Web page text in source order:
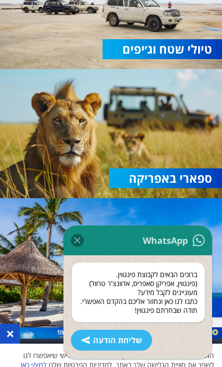
WhatsApp
ברוכים הבאים לקבוצת פינגווין.
(פינגווין, אפריקן סאפריס, אדוונצ'ר טרוול)
מעוניינים לקבל מידע?
כתבו לנו כאן ונחזור אליכם בהקדם האפשרי.
תודה שבחרתם פינגווין!
שליחת הודעה
טיולי שטח וג׳יפים
ספארי באפריקה
נופש בזנזיבר
×
האתר שלנו משתמש בעוגיות ואוסף נתונים גם לצד שלישי שיאפשרו לנו
לשפר את חוויית הגלישה שלך באתר. למדיניות הפרטיות שלנו לחץ/י כאן.